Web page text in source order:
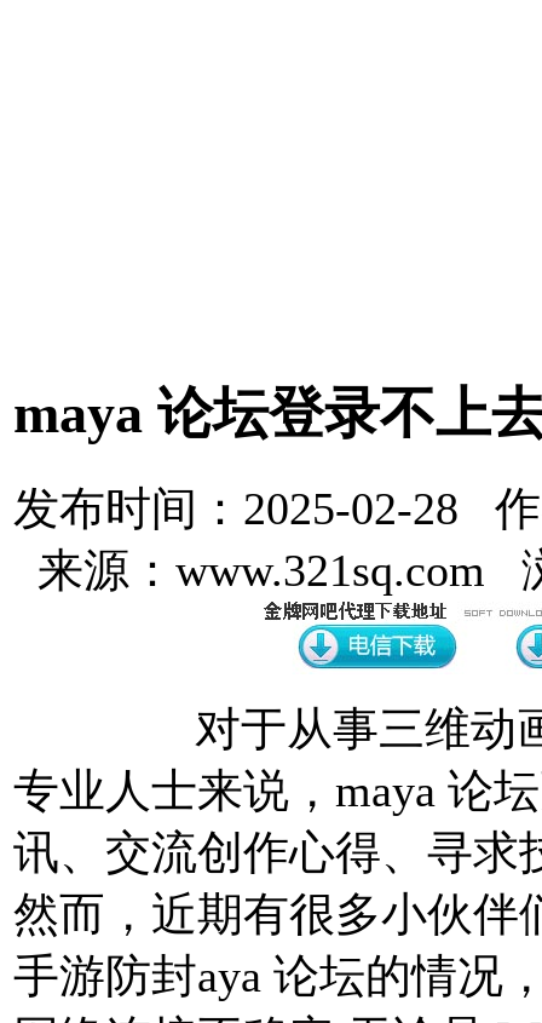
maya 论坛登录不上
发布时间：2025-02-28
来源：www.321sq.com
对于从事三维动画
专业人士来说，maya 论
讯、交流创作心得、寻求
然而，近期有很多小伙伴
手游防封aya 论坛的情况